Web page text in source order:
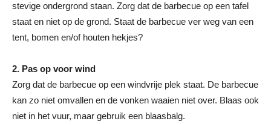
stevige ondergrond staan. Zorg dat de barbecue op een tafel
staat en niet op de grond. Staat de barbecue ver weg van een
tent, bomen en/of houten hekjes?
2. Pas op voor wind
Zorg dat de barbecue op een windvrije plek staat. De barbecue
kan zo niet omvallen en de vonken waaien niet over. Blaas ook
niet in het vuur, maar gebruik een blaasbalg.